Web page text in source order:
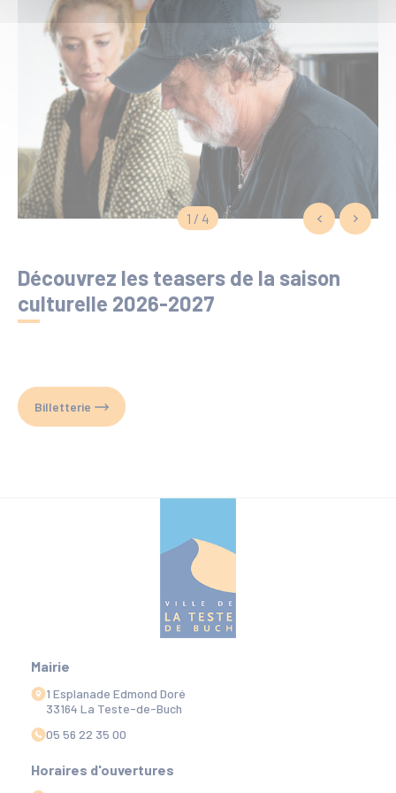
1 / 4
Découvrez les teasers de la saison
culturelle 2026-2027
Billetterie
Mairie
1 Esplanade Edmond Doré
33164 La Teste-de-Buch
05 56 22 35 00
Horaires d'ouvertures